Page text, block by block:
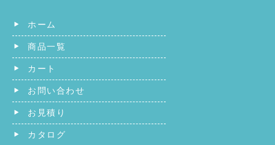
ホーム
商品一覧
カート
お問い合わせ
お見積り
カタログ